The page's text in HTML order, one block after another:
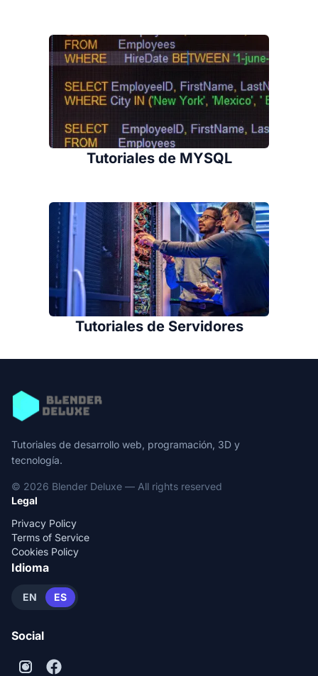
Tutoriales de MYSQL
Tutoriales de Servidores
Tutoriales de desarrollo web, programación, 3D y
tecnología.
© 2026 Blender Deluxe — All rights reserved
Legal
Privacy Policy
Terms of Service
Cookies Policy
Idioma
EN ES
Social